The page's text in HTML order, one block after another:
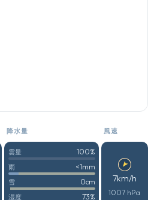
降水量 風速
雲量 100%
雨 <1mm
雪 0cm
湿度 73%
7km/h
1007 hPa